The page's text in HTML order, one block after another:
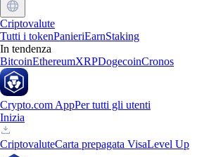
Criptovalute
Tutti i tokenPanieriEarnStaking
In tendenza
BitcoinEthereumXRPDogecoinCronos
Crypto.com AppPer tutti gli utenti
Inizia
CriptovaluteCarta prepagata VisaLevel Up